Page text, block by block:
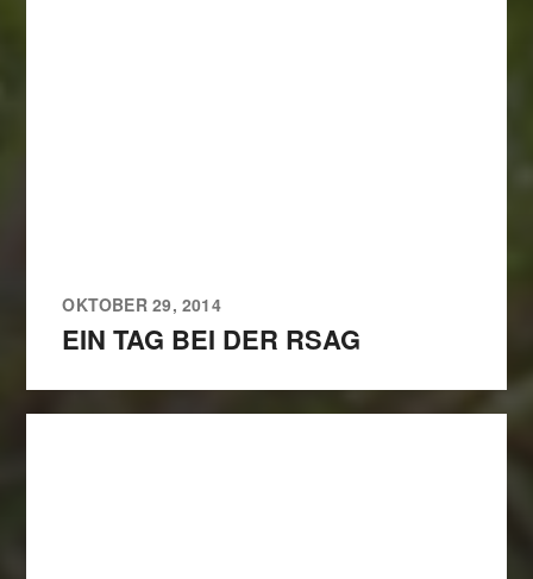
OKTOBER 29, 2014
EIN TAG BEI DER RSAG